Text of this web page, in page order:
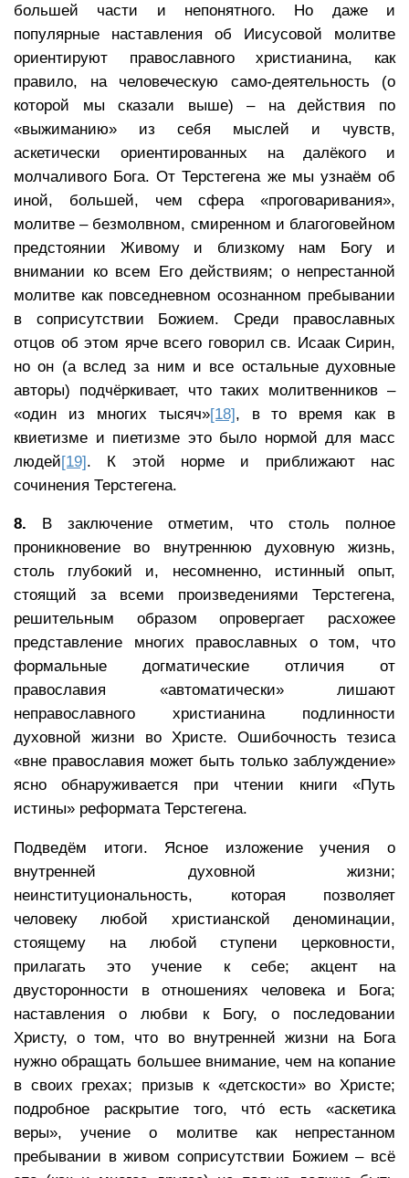
большей части и непонятного. Но даже и
популярные наставления об Иисусовой молитве
ориентируют православного христианина, как
правило, на человеческую само-деятельность (о
которой мы сказали выше) – на действия по
«выжиманию» из себя мыслей и чувств,
аскетически ориентированных на далёкого и
молчаливого Бога. От Терстегена же мы узнаём об
иной, большей, чем сфера «проговаривания»,
молитве – безмолвном, смиренном и благоговейном
предстоянии Живому и близкому нам Богу и
внимании ко всем Его действиям; о непрестанной
молитве как повседневном осознанном пребывании
в соприсутствии Божием. Среди православных
отцов об этом ярче всего говорил св. Исаак Сирин,
но он (а вслед за ним и все остальные духовные
авторы) подчёркивает, что таких молитвенников –
«один из многих тысяч»[18], в то время как в
квиетизме и пиетизме это было нормой для масс
людей[19]. К этой норме и приближают нас
сочинения Терстегена.
8. В заключение отметим, что столь полное
проникновение во внутреннюю духовную жизнь,
столь глубокий и, несомненно, истинный опыт,
стоящий за всеми произведениями Терстегена,
решительным образом опровергает расхожее
представление многих православных о том, что
формальные догматические отличия от
православия «автоматически» лишают
неправославного христианина подлинности
духовной жизни во Христе. Ошибочность тезиса
«вне православия может быть только заблуждение»
ясно обнаруживается при чтении книги «Путь
истины» реформата Терстегена.
Подведём итоги. Ясное изложение учения о
внутренней духовной жизни;
неинституциональность, которая позволяет
человеку любой христианской деноминации,
стоящему на любой ступени церковности,
прилагать это учение к себе; акцент на
двусторонности в отношениях человека и Бога;
наставления о любви к Богу, о последовании
Христу, о том, что во внутренней жизни на Бога
нужно обращать большее внимание, чем на копание
в своих грехах; призыв к «детскости» во Христе;
подробное раскрытие того, что́ есть «аскетика
веры», учение о молитве как непрестанном
пребывании в живом соприсутствии Божием – всё